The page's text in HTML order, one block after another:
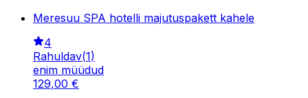
Meresuu SPA hotelli majutuspakett kahele
4
Rahuldav(1)
enim müüdud
129,00 €